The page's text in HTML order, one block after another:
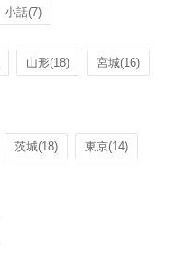
小話(7)
山形(18) 宮城(16)
茨城(18) 東京(14)